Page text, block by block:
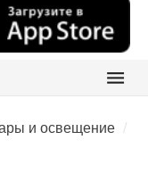

и освещение